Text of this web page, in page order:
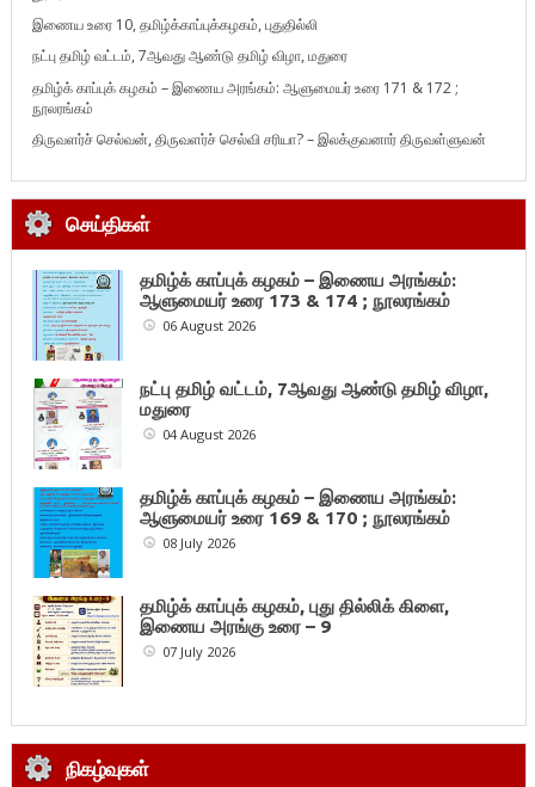
இணைய உரை 10, தமிழ்க்காப்புக்கழகம், புதுதில்லி
நட்பு தமிழ் வட்டம், 7ஆவது ஆண்டு தமிழ் விழா, மதுரை
தமிழ்க் காப்புக் கழகம் – இணைய அரங்கம்: ஆளுமையர் உரை 171 & 172 ;
நூலரங்கம்
திருவளர்ச் செல்வன், திருவளர்ச் செல்வி சரியா? – இலக்குவனார் திருவள்ளுவன்
செய்திகள்
தமிழ்க் காப்புக் கழகம் – இணைய அரங்கம்:
ஆளுமையர் உரை 173 & 174 ; நூலரங்கம்
06 August 2026
நட்பு தமிழ் வட்டம், 7ஆவது ஆண்டு தமிழ் விழா,
மதுரை
04 August 2026
தமிழ்க் காப்புக் கழகம் – இணைய அரங்கம்:
ஆளுமையர் உரை 169 & 170 ; நூலரங்கம்
08 July 2026
தமிழ்க் காப்புக் கழகம், புது தில்லிக் கிளை,
இணைய அரங்கு உரை – 9
07 July 2026
நிகழ்வுகள்